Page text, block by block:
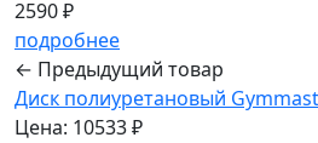
2590 ₽
подробнее
← Предыдущий товар
Диск полиуретановый
Цена: 10533 ₽